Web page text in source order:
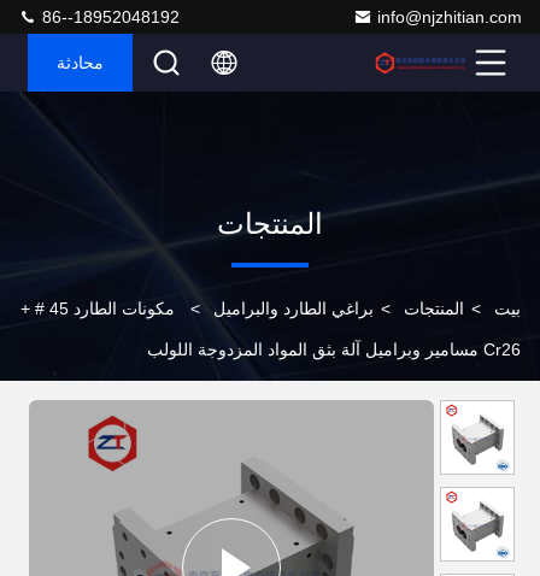
info@njzhitian.com
86--18952048192
محادثة
المنتجات
بيت > المنتجات > براغي الطارد والبراميل > مكونات الطارد 45 # +
Cr26 مسامير وبراميل آلة بثق المواد المزدوجة اللولب